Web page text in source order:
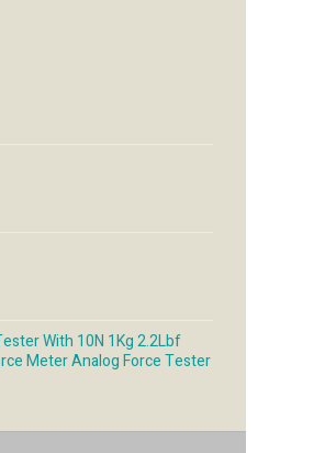
With 10N 1Kg 2.2Lbf
Meter Analog Force Tester